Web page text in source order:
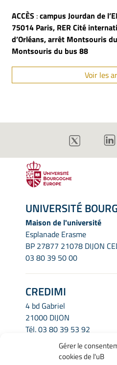
Gérer le
cookies de l'uB
ACCÈS :campus Jourdan de
75014 Paris, RER Cité
d’Orléans, arrêt Montsouris
Montsouris du bus 88
Voir les
UNIVERSITÉ
Maison de l'université
Esplanade Erasme
BP 27877 21078 DIJON
03 80 39 50 00
CREDIMI
4 bd Gabriel
21000 DIJON
Tél.03 80 39 53 92